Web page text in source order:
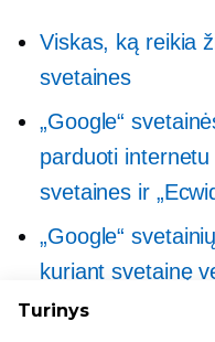
Viskas, ką reikia
svetaines
„Google“
parduoti internetu
svetaines ir
„Google“
kuriant svetainę
svetaines?
Turinys